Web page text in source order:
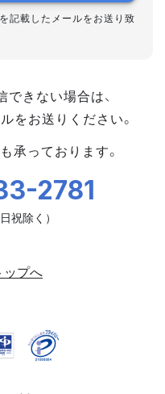
記載したメールをお送り致
きない場合は、
をお送りください。
承っております。
2781
ップへ